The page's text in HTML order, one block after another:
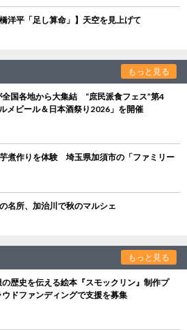
洋平「足し算命」】天空を見上げて
もっと見る
全国各地から大集結 “庶民派食フェス”第4
メビール＆日本酒祭り2026」を開催
煮作りを体験 埼玉県加須市の「ファミリー
名所、加治川で秋のマルシェ
もっと見る
歴史を伝える絵本『スモックリン』制作プ
ドファンディングで支援を募集